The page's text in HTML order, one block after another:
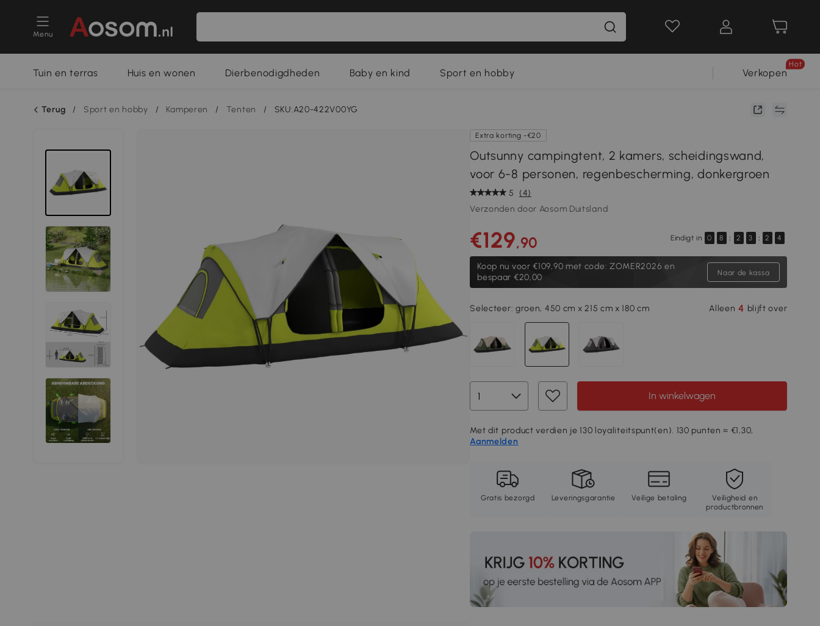
Menu
Tuin en terras Huis en wonen Dierbenodigdheden Baby en kind Sport en hobby Verkopen
Hot
Terug / Sport en hobby / Kamperen / Tenten / SKU:A20-422V00YG
Extra korting -€20
Outsunny campingtent, 2 kamers, scheidingswand,
voor 6-8 personen, regenbescherming, donkergroen
5
(4)
Verzonden door Aosom Duitsland
€129,90 Eindigt in 0 8 : 2 3 : 2 3
Koop nu voor€109,90 met code: ZOMER2026 en
bespaar €20,00
Naar de kassa
Selecteer: groen, 450 cm x 215 cm x 180 cm Alleen 4 blijft over
In winkelwagen
Met dit product verdien je 130 loyaliteitspunt(en). 130 punten = €1,30,
Aanmelden
Gratis bezorgd Leveringsgarantie Veilige betaling
Veiligheid en
productbronnen